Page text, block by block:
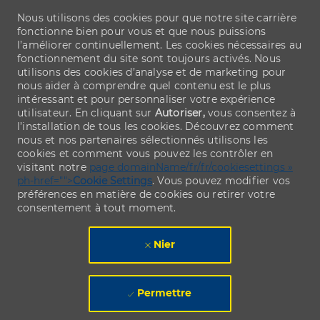
Nous utilisons des cookies pour que notre site carrière
fonctionne bien pour vous et que nous puissions
l’améliorer continuellement. Les cookies nécessaires au
fonctionnement du site sont toujours activés. Nous
utilisons des cookies d’analyse et de marketing pour
nous aider à comprendre quel contenu est le plus
intéressant et pour personnaliser votre expérience
utilisateur. En cliquant sur Autoriser,vous consentez à
l’installation de tous les cookies. Découvrez comment
nous et nos partenaires sélectionnés utilisons les
cookies et comment vous pouvez les contrôler en
visitant notre page domainName/fr/fr/cookiesettings »
ph-href="">Cookie Settings. Vous pouvez modifier vos
préférences en matière de cookies ou retirer votre
consentement à tout moment.
Nier
Permettre